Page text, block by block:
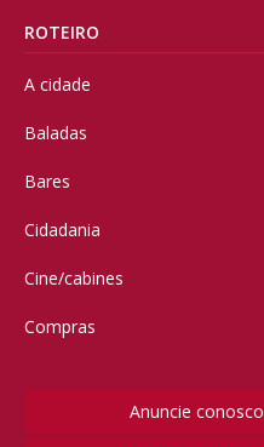
ROTEIRO
A cidade
Baladas
Bares
Cidadania
Cine/cabines
Compras
Anuncie conosco